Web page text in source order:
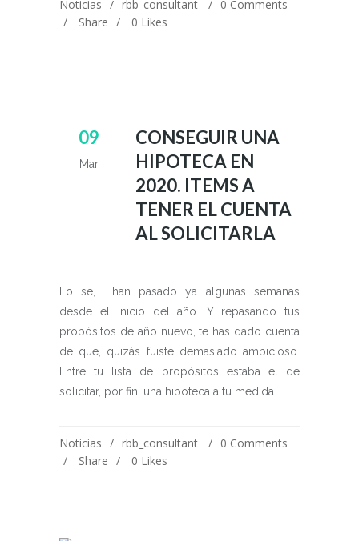
Noticias rbb_consultant
0 Comments
Share
0 Likes
09
Mar
CONSEGUIR UNA
HIPOTECA EN
2020. ITEMS A
TENER EL CUENTA
AL SOLICITARLA
Lo se, han pasado ya algunas semanas
desde el inicio del año. Y repasando tus
propósitos de año nuevo, te has dado cuenta
de que, quizás fuiste demasiado ambicioso.
Entre tu lista de propósitos estaba el de
solicitar, por fin, una hipoteca a tu medida...
Noticias rbb_consultant
0 Comments
Share
0 Likes